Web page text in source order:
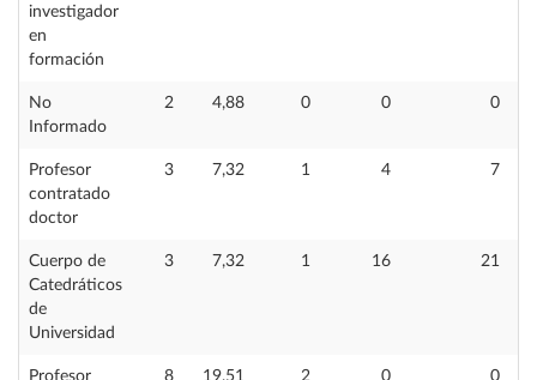
investigador
en
formación
No
Informado
2 4,88 0 0 0
Profesor
contratado
doctor
3 7,32 1 4 7
Cuerpo de
Catedráticos
de
Universidad
3 7,32 1 16 21
Profesor
8 19,51 2 0 0